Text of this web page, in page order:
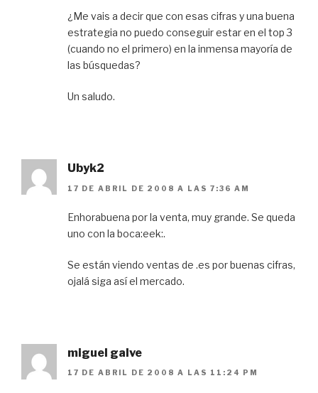
¿Me vais a decir que con esas cifras y una buena
estrategia no puedo conseguir estar en el top 3
(cuando no el primero) en la inmensa mayoría de
las búsquedas?
Un saludo.
Ubyk2
17 DE ABRIL DE 2008 A LAS 7:36 AM
Enhorabuena por la venta, muy grande. Se queda
uno con la boca:eek:.
Se están viendo ventas de .es por buenas cifras,
ojalá siga así el mercado.
miguel galve
17 DE ABRIL DE 2008 A LAS 11:24 PM